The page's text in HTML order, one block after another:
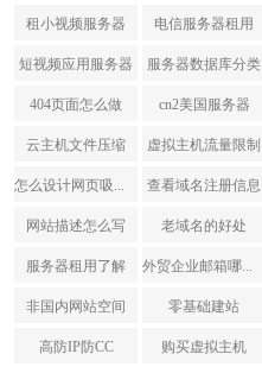
租小视频服务器 电信服务器租用
短视频应用服务器 服务器数据库分类
404页面怎么做 cn2美国服务器
云主机文件压缩 虚拟主机流量限制
查看域名注册信息
网站描述怎么写 老域名的好处
服务器租用了解
非国内网站空间 零基础建站
高防IP防CC 购买虚拟主机